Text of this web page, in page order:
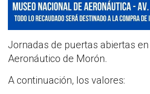
Jornadas de puertas abiertas
Aeronáutico de Morón.
A continuación, los valores: